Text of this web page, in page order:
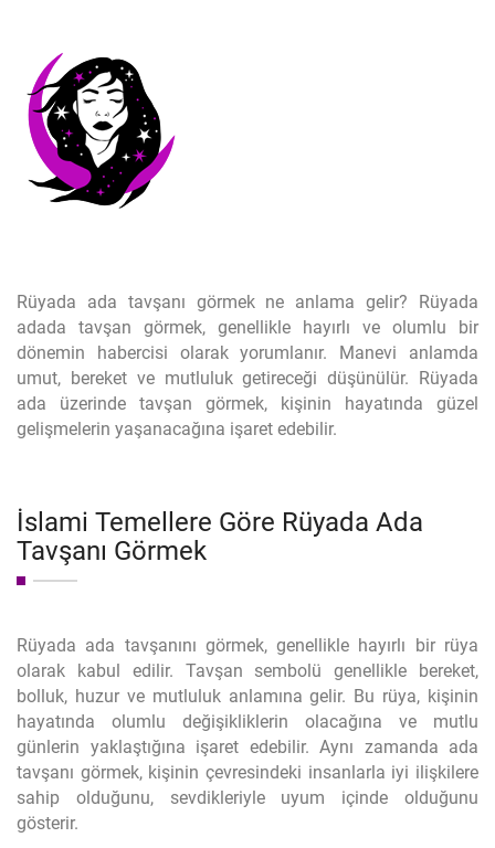
Rüyada ada tavşanı görmek ne anlama gelir? Rüyada
adada tavşan görmek, genellikle hayırlı ve olumlu bir
dönemin habercisi olarak yorumlanır. Manevi anlamda
umut, bereket ve mutluluk getireceği düşünülür. Rüyada
ada üzerinde tavşan görmek, kişinin hayatında güzel
gelişmelerin yaşanacağına işaret edebilir.
İslami Temellere Göre Rüyada Ada
Tavşanı Görmek
Rüyada ada tavşanını görmek, genellikle hayırlı bir rüya
olarak kabul edilir. Tavşan sembolü genellikle bereket,
bolluk, huzur ve mutluluk anlamına gelir. Bu rüya, kişinin
hayatında olumlu değişikliklerin olacağına ve mutlu
günlerin yaklaştığına işaret edebilir. Aynı zamanda ada
tavşanı görmek, kişinin çevresindeki insanlarla iyi ilişkilere
sahip olduğunu, sevdikleriyle uyum içinde olduğunu
gösterir.